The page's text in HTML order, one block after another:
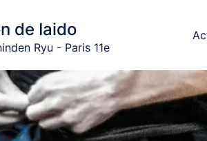
de Iaido
Ryu - Paris 11e